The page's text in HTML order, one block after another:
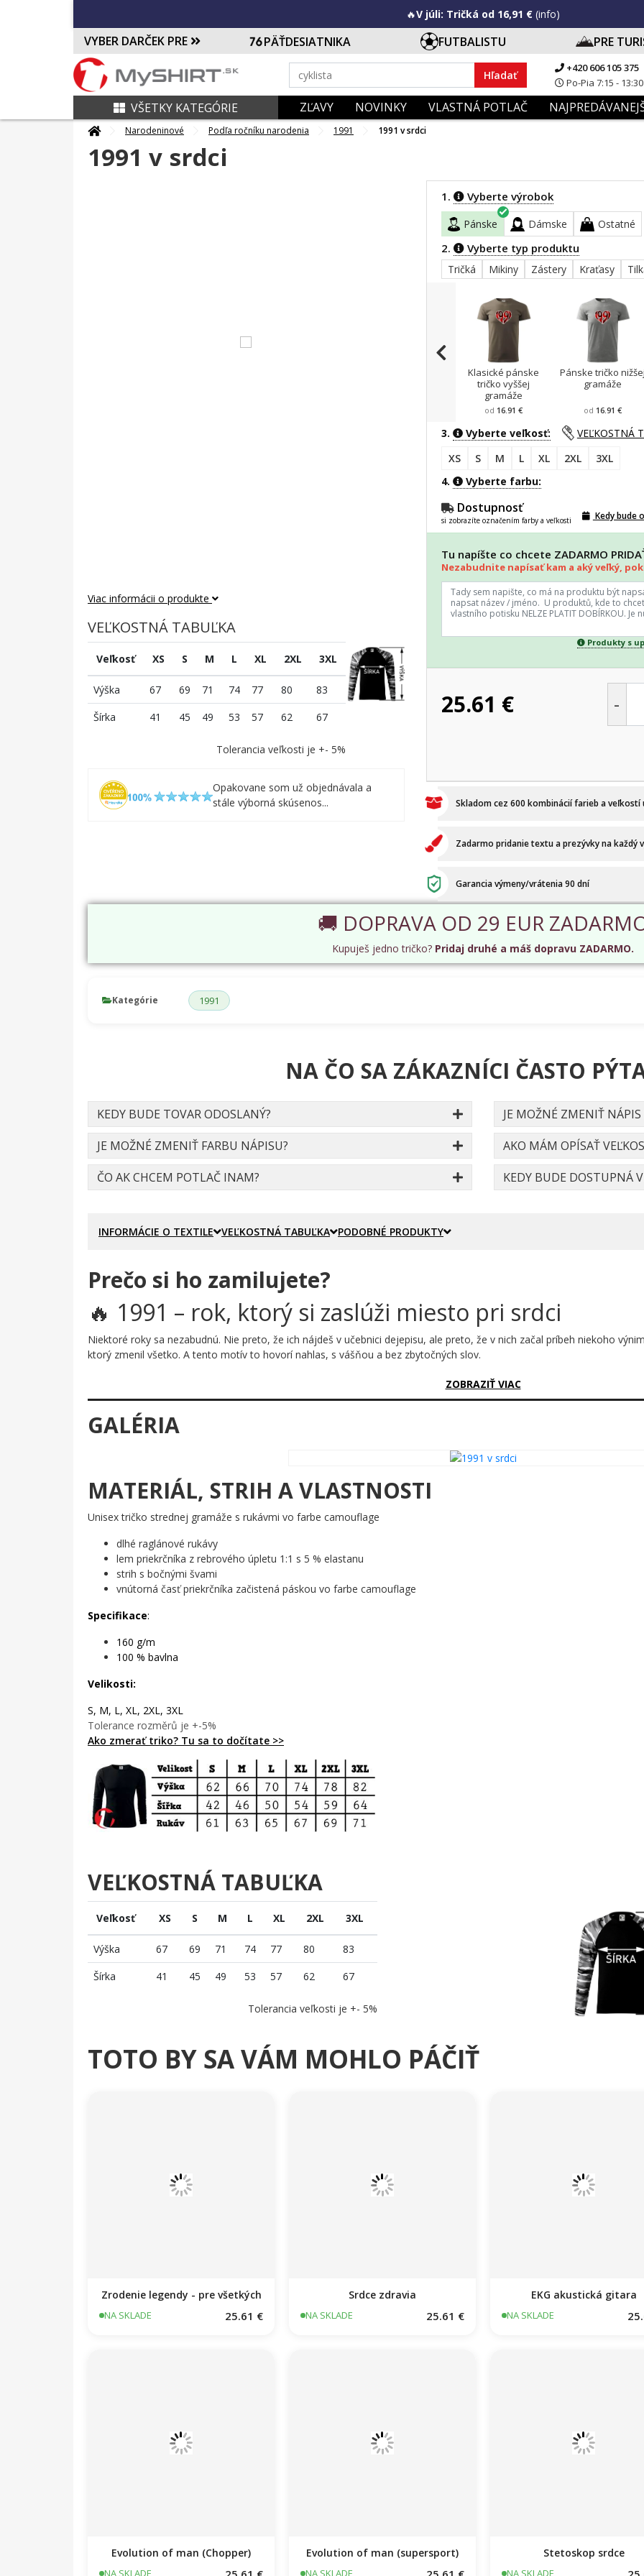
🔥V júli: Tričká od 16,91 € (info)
VYBER DARČEK PRE PÄŤDESIATNIKA FUTBALISTU PRE
Hľadať
+420 606 105 375
Po-Pia 7:15 - 13:30
VŠETKY KATEGÓRIE ZĽAVY NOVINKY VLASTNÁ POTLAČ
Narodeninové Podľa ročníku narodenia 1991 1991 v srdci
1991 v srdci
Viac informácii o produkte
VEĽKOSTNÁ TABUĽKA
Veľkosť XS S M L XL 2XL 3XL
Výška 67 69 71 74 77 80
83
Šírka
41 45 49 53 57 62 67
Tolerancia veľkosti je +- 5%
Opakovane som už objednávala a
stále výborná skúsenos...
1. Vyberte výrobok
Pánske Dámske Ostatné
2. Vyberte typ produktu
Tričká Mikiny Zástery Kraťasy
Klasické pánske
tričko vyššej
gramáže
od 16.91 €
Pánske tričko nižšej
gramáže
od 16.91 €
3. Vyberte veľkosť:
VEĽKOSTNÁ
XS
S M L XL 2XL
3XL
4.
Vyberte farbu:
Dostupnosť
si zobrazíte označením farby a veľkosti Kedy bude
Tu napíšte co chcete ZADARMO
Nezabudnite napísať kam a aký veľký,
Produkty s
25.61 € -
Skladom cez 600 kombinácií farieb a
Zadarmo pridanie textu a prezývky na každý
Garancia výmeny/vrátenia 90 dní
🚚 DOPRAVA OD 29 EUR
Kupuješ jedno tričko? Pridaj druhé a máš dopravu ZADARMO.
Kategórie 1991
NA ČO SA ZÁKAZNÍCI ČASTO
KEDY BUDE TOVAR ODOSLANÝ?
JE MOŽNÉ ZMENIŤ FARBU NÁPISU?
ČO AK CHCEM POTLAČ INAM?
JE MOŽNÉ ZMENIŤ
AKO MÁM OPÍSAŤ
KEDY BUDE DOSTUPNÁ
INFORMÁCIE O TEXTILE VEĽKOSTNÁ TABUĽKA PODOBNÉ PRODUKTY
Prečo si ho zamilujete?
🔥 1991 – rok, ktorý si zaslúži miesto pri srdci
Niektoré roky sa nezabudnú. Nie preto, že ich nájdeš v učebnici dejepisu, ale preto, že v nich začal príbeh niekoho
ktorý zmenil všetko. A tento motív to hovorí nahlas, s vášňou a bez zbytočných slov.
Štyri číslice. Jedno srdce. Geniálna jednoduchosť, ktorá zasiahne priamo do emócií. Čísla 1, 9, 9, 1 sú poskladané tak,
to je zámer. Hlboká červená s tmavými mramorovými odtieňmi dodáva dizajnu dramatický, takmer vášnivý charakter.
Komu urobí radosť?
🔥 Každému, kto sa narodil v roku 1991 a hrdí sa tým naplno
✨ Kamarátovi alebo kamarátke, ktorým práve búcha srdce okrúhlymi narodeninami
💡 Tomu, kto chce originálny darček – nie ďalší pohár či kľúčenku
🌟 Každému, kto verí, že rok narodenia nie je len dátum, ale identita
Daruj kus histórie zabalený do štýlu. Rok 1991 si zaslúži oslavu – a táto oslava vyzerá presne takto. Objednaj ešte dnes a
nezabudne! ✨
ZOBRAZIŤ VIAC
GALÉRIA
MATERIÁL, STRIH A VLASTNOSTI
Unisex tričko strednej gramáže s rukávmi vo farbe camouflage
dlhé raglánové rukávy
lem priekrčníka z rebrového úpletu 1:1 s 5 % elastanu
strih s bočnými švami
vnútorná časť priekrčníka začistená páskou vo farbe camouflage
Specifikace:
160 g/m
100 % bavlna
Velikosti:
S, M, L, XL, 2XL, 3XL
Tolerance rozměrů je +-5%
Ako zmerať triko? Tu sa to dočítate >>
VEĽKOSTNÁ TABUĽKA
Veľkosť XS S M L XL 2XL 3XL
Výška 67 69 71 74 77 80
83
Šírka
41 45 49 53 57 62 67
Tolerancia veľkosti je +- 5%
TOTO BY SA VÁM MOHLO PÁČIŤ
Zrodenie legendy - pre všetkých
NA SKLADE 25.61 €
Srdce zdravia
NA SKLADE 25.61 €
EKG akustická gitara
NA SKLADE
Evolution of man (Chopper)
NA SKLADE
Evolution of man (supersport)
NA SKLADE
Stetoskop srdce
NA SKLADE